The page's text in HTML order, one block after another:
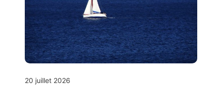
20 juillet 2026